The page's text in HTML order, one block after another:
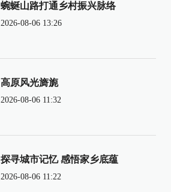
蜿蜒山路打通乡村振兴脉络
2026-08-06 13:26
高原风光旖旎
2026-08-06 11:32
探寻城市记忆 感悟家乡底蕴
2026-08-06 11:22